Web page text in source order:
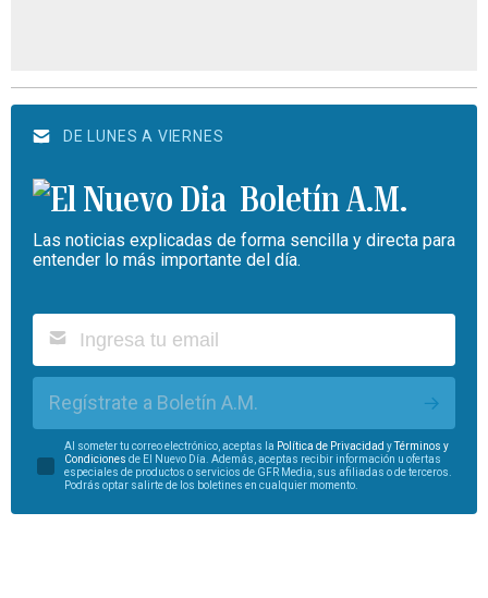
DE LUNES A VIERNES
Boletín A.M.
Las noticias explicadas de forma sencilla y directa para
entender lo más importante del día.
Regístrate a Boletín A.M.
Al someter tu correo electrónico, aceptas la Política de Privacidad yTérminos y
Condiciones de El Nuevo Día. Además, aceptas recibir información u ofertas
especiales de productos o servicios de GFR Media, sus afiliadas o de terceros.
Podrás optar salirte de los boletines en cualquier momento.